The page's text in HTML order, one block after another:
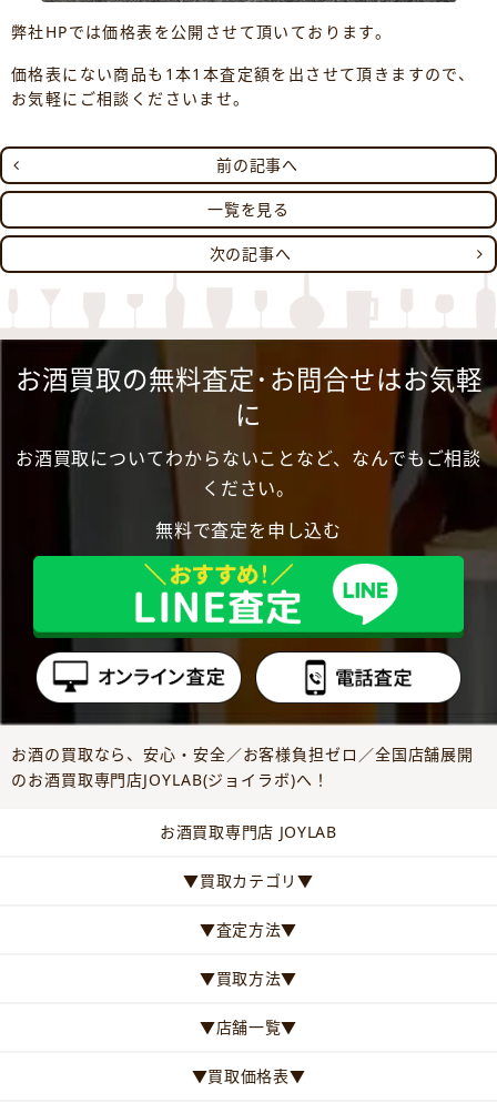
弊社HPでは価格表を公開させて頂いております。
価格表にない商品も1本1本査定額を出させて頂きますので、
お気軽にご相談くださいませ。
前の記事へ
一覧を見る
次の記事へ
お酒買取の無料査定･お問合せはお気軽
に
お酒買取についてわからないことなど、なんでもご相談
ください。
無料で査定を申し込む
お酒の買取なら、安心・安全／お客様負担ゼロ／全国店舗展開
のお酒買取専門店JOYLAB(ジョイラボ)へ！
お酒買取専門店 JOYLAB
▼買取カテゴリ▼
▼査定方法▼
▼買取方法▼
▼店舗一覧▼
▼買取価格表▼